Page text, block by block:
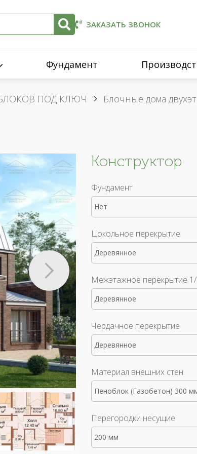
ЗАКАЗАТЬ ЗВОНОК
Фундамент
ПОД КЛЮЧ Блочные дома
Конструктор
Фундамент
Нет
Цокольное перекрытие
Деревянное
Межэтажное перекрытие
Деревянное
Чердачное перекрытие
Деревянное
Материал внешних стен
Пеноблок (Газобетон) 300
Перегородки несущие
200 мм